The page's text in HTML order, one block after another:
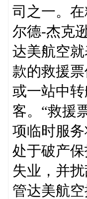
司之一。
尔德-杰克
达美航空
款的救援
或一站中
客。“救援
项临时服
处于破产
失业，并
管达美航